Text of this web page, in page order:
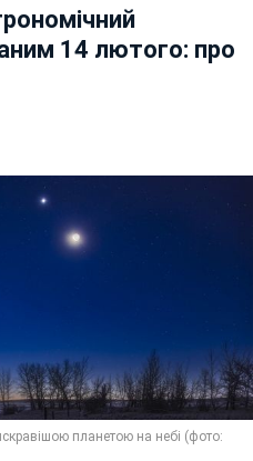
14 лютого: про
планетою на небі (фото: